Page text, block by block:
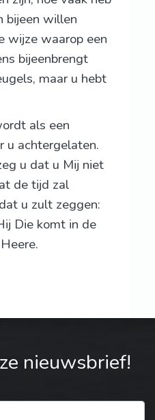
bijeen willen
wijze waarop een
bijeenbrengt
maar u hebt
als een
u achtergelaten.
u dat u Mij niet
de tijd zal
u zult zeggen:
Die komt in de
nieuwsbrief!